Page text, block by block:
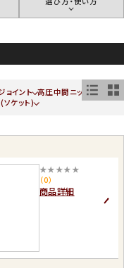
ョイント 高圧中間ニップル
ソケット)
★★★★★
（0）
商品詳細